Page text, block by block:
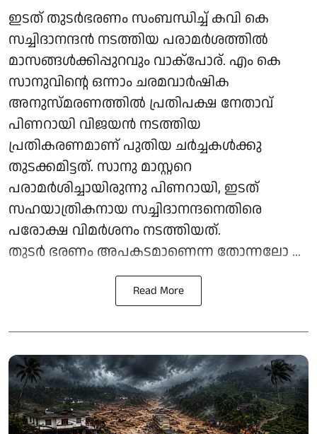
ഇടത് തുടര്‍ഭരണം സംബന്ധിച്ച് കവി കെ
സച്ചിദാനന്ദന്‍ നടത്തിയ പരാമര്‍ശത്തില്‍
മാസങ്ങള്‍ക്കിപ്പുറവും വാക്പോര്. എം കെ
സാനുവിന്റെ ഒന്നാം ചരമവാര്‍ഷിക
അനുസ്മരണത്തില്‍ പ്രതിപക്ഷ നേതാവ്
പിണറായി വിജയന്‍ നടത്തിയ
പ്രതികരണമാണ് പുതിയ ചര്‍ച്ചകള്‍ക്കു
തുടക്കമിട്ടത്. സാനു മാസ്റ്ററെ
പരാമര്‍ശിച്ചായിരുന്നു പിണറായി, ഇടത്
സഹയാത്രികനായ സച്ചിദാനന്ദനെതിരെ
പരോക്ഷ വിമര്‍ശനം നടത്തിയത്.
തുടര്‍ ഭരണം അപകടമാണെന്ന തോന്നലോ ...
Read More